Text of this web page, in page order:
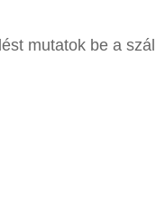
mutatok be a